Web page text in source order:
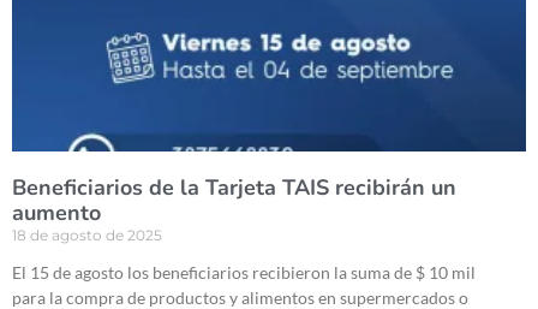
Beneficiarios de la Tarjeta TAIS recibirán un
aumento
18 de agosto de 2025
El 15 de agosto los beneficiarios recibieron la suma de $ 10 mil
para la compra de productos y alimentos en supermercados o